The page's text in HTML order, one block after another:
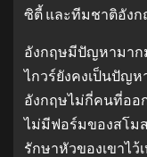
ซิตี้ และทีมชาติอังก
อังกฤษมีปัญหามาก
ไกวร์ยังคงเป็นปัญห
อังกฤษไม่กี่คนที่ออ
ไม่มีฟอร์มของสโม
รักษาหัวของเขาไ